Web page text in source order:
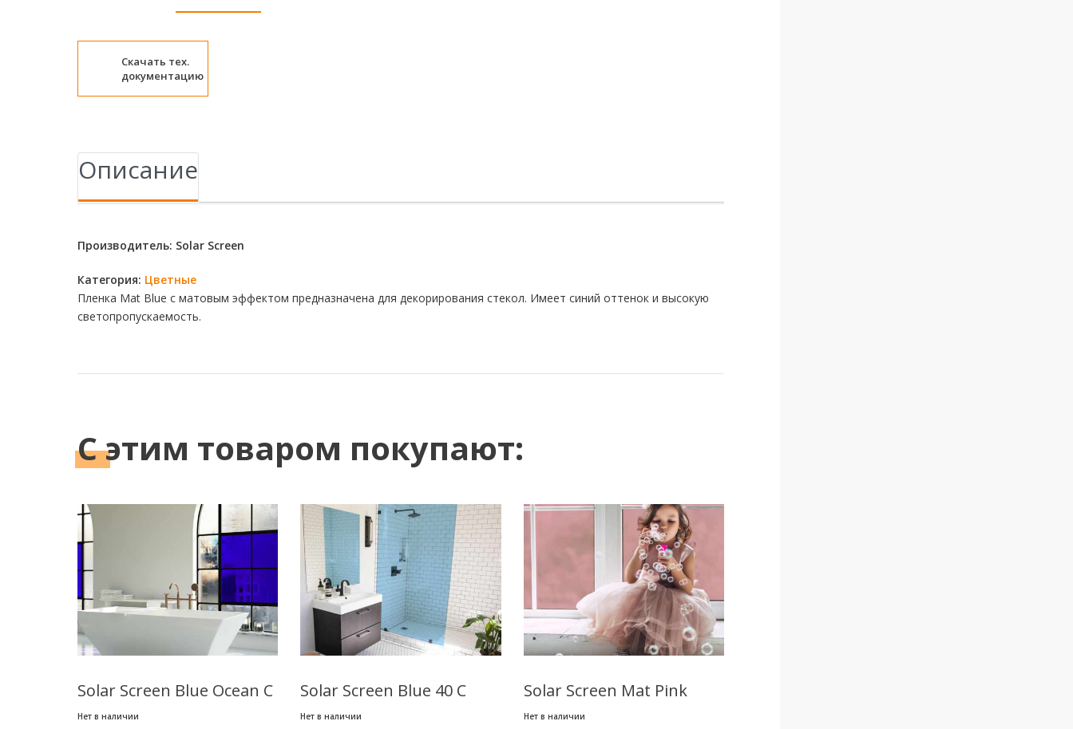
Скачать тех.
документацию
Описание
Производитель: Solar Screen
Категория: Цветные
Пленка Mat Blue с матовым эффектом предназначена для декорирования стекол. Имеет синий оттенок и высокую
светопропускаемость.
С этим товаром покупают:
Solar Screen Blue Ocean C
Нет в наличии
Solar Screen Blue 40 C
Нет в наличии
Solar Screen Mat Pink
Нет в наличии